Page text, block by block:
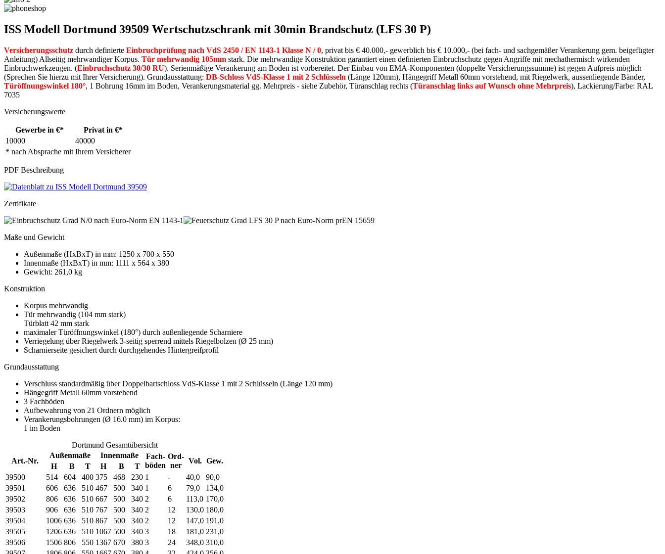
ISS Modell Dortmund 39509 Wertschutzschrank mit 30min Brandschutz (LFS 30 P)
Versicherungsschutz durch definierte Einbruchprüfung nach VdS 2450 / EN 1143-1 Klasse N / 0, privat bis € 40.000,- gewerblich bis € 10.000,- (bei fach- und sachgemäßer Verankerung gem. beigefügter
Anleitung) Allseitig mehrwandiger Korpus. Tür mehrwandig 105mm stark. Die mehrwandige Konstruktion garantiert einen definierten Einbruchschutz gegen Angriffe mit mechathermisch wirkenden
Einbruchwerkzeugen. (Einbruchschutz 30/30 RU). Serienmäßige Verankerung am Boden ist vorbereitet. Der Einbau von EMA-Komponenten (doppelte Versicherungssumme) ist gegen Aufpreis möglich
(Sprechen Sie hierzu mit Ihrer Versicherung). Grundausstattung: DB-Schloss VdS-Klasse 1 mit 2 Schlüsseln (Länge 120mm), Hängegriff Metall 60mm vorstehend, mit Riegelwerk, aussenliegende Bänder,
Türöffnungswinkel 180°, 1 Bohrung 16mm im Boden, Verankerungsmaterial gg. Mehrpreis - siehe Zubehör, Türanschlag rechts (Türanschlag links auf Wunsch ohne Mehrpreis), Lackierung/Farbe: RAL
7035
Versicherungswerte
Gewerbe in €* Privat in €*
* nach Absprache mit Ihrem Versicherer
10000 40000
PDF Beschreibung
Zertifikate
Maße und Gewicht
Außenmaße (HxBxT) in mm: 1250 x 700 x 550
Innenmaße (HxBxT) in mm: 1111 x 564 x 380
Gewicht: 261,0 kg
Konstruktion
Korpus mehrwandig
Tür mehrwandig (104 mm stark)
Türblatt 42 mm stark
maximaler Türöffnungswinkel (180°) durch außenliegende Scharniere
Verriegelung über Riegelwerk 3-seitig sperrend mittels Riegelbolzen (Ø 25 mm)
Scharnierseite gesichert durch durchgehendes Hintergreifprofil
Grundausstattung
Verschluss standardmäßig über Doppelbartschloss VdS-Klasse 1 mit 2 Schlüsseln (Länge 120 mm)
Hängegriff Metall 60mm vorstehend
3 Fachböden
Aufbewahrung von 21 Ordnern möglich
Verankerungsbohrungen (Ø 16.0 mm) im Korpus:
1 im Boden
Dortmund Gesamtübersicht
Art.-Nr.
Außenmaße Innenmaße
Fach-
böden
Ord-
ner
Vol. Gew.
H B T H B
T
39500
514 604 400 375 468 230 1 - 40,0
90,0
39501
606 636 510 467 500 340 1 6 79,0
134,0
39502
806 636 510 667 500 340 2 6 113,0 170,0
39503
906 636 510 767 500 340 2 12 130,0 180,0
39504
1006 636 510 867 500 340 2 12 147,0 191,0
39505
1206 636 510 1067 500 340 3 18 181,0 231,0
39506
1506 806 550 1367 670 380 3 24 348,0 310,0